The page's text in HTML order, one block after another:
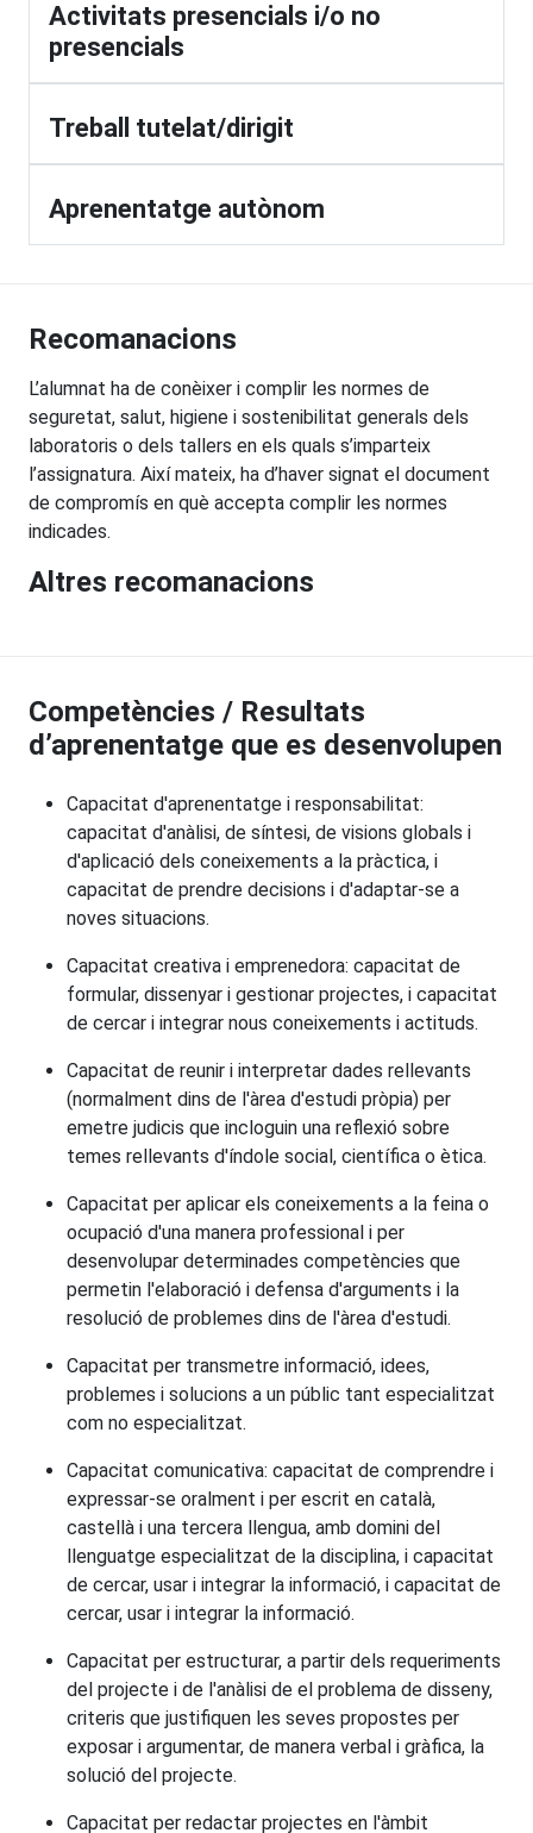
Activitats presencials i/o no
presencials
Treball tutelat/dirigit
Aprenentatge autònom
Recomanacions
L’alumnat ha de conèixer i complir les normes de
seguretat, salut, higiene i sostenibilitat generals dels
laboratoris o dels tallers en els quals s’imparteix
l’assignatura. Així mateix, ha d’haver signat el document
de compromís en què accepta complir les normes
indicades.
Altres recomanacions
Competències / Resultats
d’aprenentatge que es desenvolupen
Capacitat d'aprenentatge i responsabilitat:
capacitat d'anàlisi, de síntesi, de visions globals i
d'aplicació dels coneixements a la pràctica, i
capacitat de prendre decisions i d'adaptar-se a
noves situacions.
Capacitat creativa i emprenedora: capacitat de
formular, dissenyar i gestionar projectes, i capacitat
de cercar i integrar nous coneixements i actituds.
Capacitat de reunir i interpretar dades rellevants
(normalment dins de l'àrea d'estudi pròpia) per
emetre judicis que incloguin una reflexió sobre
temes rellevants d'índole social, científica o ètica.
Capacitat per aplicar els coneixements a la feina o
ocupació d'una manera professional i per
desenvolupar determinades competències que
permetin l'elaboració i defensa d'arguments i la
resolució de problemes dins de l'àrea d'estudi.
Capacitat per transmetre informació, idees,
problemes i solucions a un públic tant especialitzat
com no especialitzat.
Capacitat comunicativa: capacitat de comprendre i
expressar-se oralment i per escrit en català,
castellà i una tercera llengua, amb domini del
llenguatge especialitzat de la disciplina, i capacitat
de cercar, usar i integrar la informació, i capacitat de
cercar, usar i integrar la informació.
Capacitat per estructurar, a partir dels requeriments
del projecte i de l'anàlisi de el problema de disseny,
criteris que justifiquen les seves propostes per
exposar i argumentar, de manera verbal i gràfica, la
solució del projecte.
Capacitat per redactar projectes en l'àmbit